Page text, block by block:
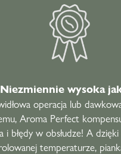
Niezmiennie wysoka
operacja lub
Aroma Perfect
i błędy w obsłudze! A
temperaturze,